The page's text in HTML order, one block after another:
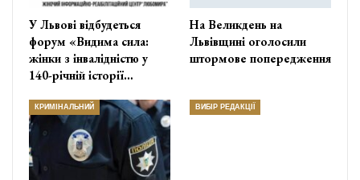
У Львові відбудеться
форум «Видима сила:
жінки з інвалідністю у
140-річній історії…
На Великдень на
Львівщині оголосили
штормове попередження
КРИМІНАЛЬНИЙ ВИБІР РЕДАКЦІЇ